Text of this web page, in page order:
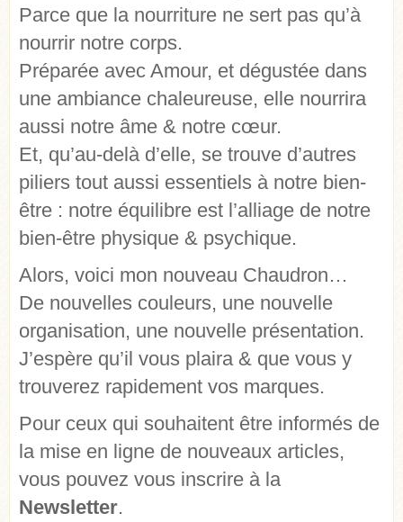
Parce que la nourriture ne sert pas qu’à
nourrir notre corps.
Préparée avec Amour, et dégustée dans
une ambiance chaleureuse, elle nourrira
aussi notre âme & notre cœur.
Et, qu’au-delà d’elle, se trouve d’autres
piliers tout aussi essentiels à notre bien-
être : notre équilibre est l’alliage de notre
bien-être physique & psychique.
Alors, voici mon nouveau Chaudron…
De nouvelles couleurs, une nouvelle
organisation, une nouvelle présentation.
J’espère qu’il vous plaira & que vous y
trouverez rapidement vos marques.
Pour ceux qui souhaitent être informés de
la mise en ligne de nouveaux articles,
vous pouvez vous inscrire à la
Newsletter.